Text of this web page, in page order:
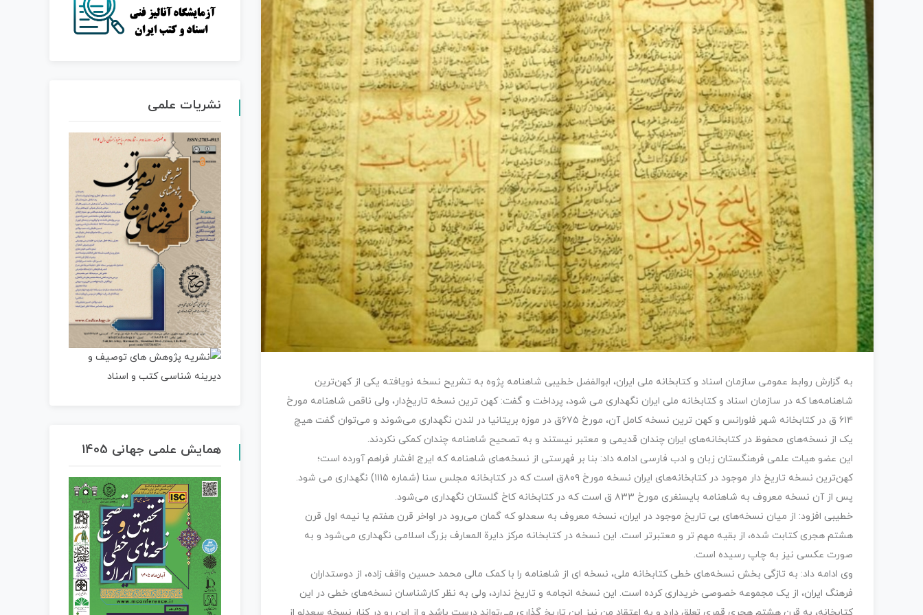
به گزارش روابط عمومی سازمان اسناد و کتابخانه ملی ایران، ابوالفضل خطیبی شاهنامه پژوه به تشریح نسخه‌ نویافته یکی از کهن‌ترین
شاهنامه‌ها که در سازمان اسناد و کتابخانه ملی ایران نگهداری می شود، پرداخت و گفت: کهن ترین نسخه تاریخ‌دار، ولی ناقص شاهنامه مورخ
۶۱۴ ق در کتابخانه شهر فلورانس و کهن ترین نسخه کامل آن، مورخ ۶۷۵ق در موزه بریتانیا در لندن نگهداری می‌شوند و می‌توان گفت هیچ
یک از نسخه‌های محفوظ در کتابخانه‌های ایران چندان قدیمی و معتبر نیستند و به تصحیح شاهنامه چندان کمکی نکردند.
این عضو هيات علمی فرهنگستان زبان و ادب فارسی ادامه داد: بنا بر فهرستی از نسخه‌های شاهنامه که ایرج افشار فراهم آورده است؛
کهن‌ترین نسخه تاریخ دار موجود در کتابخانه‌های ایران نسخه مورخ ۸۰۹ق است که در کتابخانه مجلس سنا (شماره ۱۱۱۵) نگهداری می شود.
پس از آن نسخه معروف به شاهنامه بایسنغری مورخ ۸۳۳ ق است که در کتابخانه کاخ گلستان نگهداری می‌شود.
خطیبی افزود: از میان نسخه‌های بی تاریخ موجود در ایران، نسخه معروف به سعدلو که گمان می‌رود در اواخر قرن هفتم یا نیمه اول قرن
هشتم هجری کتابت شده، از بقیه مهم تر و معتبرتر است. این نسخه در کتابخانه مرکز دایرة المعارف بزرگ اسلامی نگهداری می‌شود و به
صورت عکسی نیز به چاپ رسیده است.
وی ادامه داد: به تازگی بخش نسخه‌های خطی کتابخانه ملی، نسخه ای از شاهنامه را با کمک مالی محمد حسین واقف زاده، از دوستداران
فرهنگ ایران، از یک مجموعه خصوصی خریداری کرده است. این نسخه انجامه و تاریخ ندارد، ولی به نظر کارشناسان نسخه‌های خطی در این
نشریات علمی
همایش علمی جهانی 1405